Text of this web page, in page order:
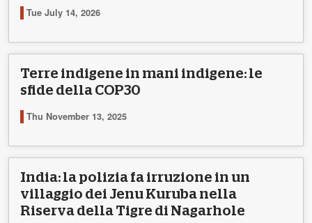
Tue July 14, 2026
Terre indigene in mani indigene: le
sfide della COP30
Thu November 13, 2025
India: la polizia fa irruzione in un
villaggio dei Jenu Kuruba nella
Riserva della Tigre di Nagarhole